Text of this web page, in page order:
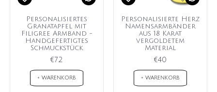
Personalisiertes
Granatapfel mit
Filigree Armband -
Handgefertigtes
Schmuckstück
€72
+ WARENKORB
Personalisierte Herz
Namensarmbänder
aus 18 Karat
vergoldetem
Material
€40
+ WARENKORB